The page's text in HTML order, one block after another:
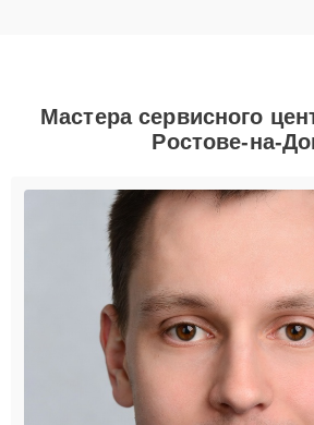
Мастера сервисного
Ростове-на-